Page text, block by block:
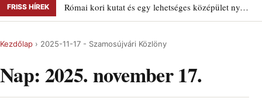
FRISS HÍREK Római kori kutat és egy lehetséges középület nyomait találták Szamosújváron
Kezdőlap › 2025-11-17 - Szamosújvári Közlöny
Nap: 2025. november 17.